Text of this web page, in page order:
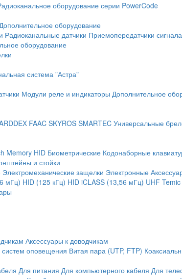
оборудование серии PowerCode
оборудование
Радиоканальные датчики Приемопередатчики
оборудование
система "Астра"
Модули реле и индикаторы Дополнительное
FAAC SKYROS SMARTEC Универсальные
Memory HID Биометрические Кодонаборные
и стойки
Электромеханические защелки Электронные
мГц) HID (125 кГц) HID iCLASS (13,56 мГц) UHF
Аксессуары к доводчикам
систем оповещения Витая пара (UTP, FTP)
Для питания Для компьютерного кабеля Для